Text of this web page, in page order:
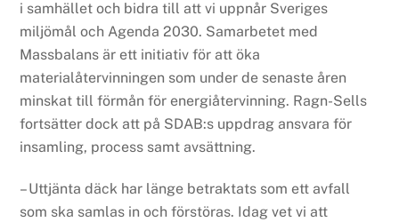
i samhället och bidra till att vi uppnår Sveriges
miljömål och Agenda 2030. Samarbetet med
Massbalans är ett initiativ för att öka
materialåtervinningen som under de senaste åren
minskat till förmån för energiåtervinning. Ragn-Sells
fortsätter dock att på SDAB:s uppdrag ansvara för
insamling, process samt avsättning.
– Uttjänta däck har länge betraktats som ett avfall
som ska samlas in och förstöras. Idag vet vi att